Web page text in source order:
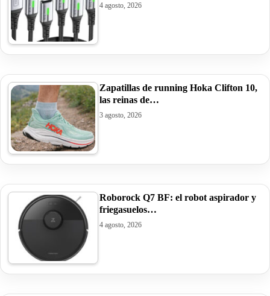
4 agosto, 2026
Zapatillas de running Hoka Clifton 10,
las reinas de…
3 agosto, 2026
Roborock Q7 BF: el robot aspirador y
friegasuelos…
4 agosto, 2026